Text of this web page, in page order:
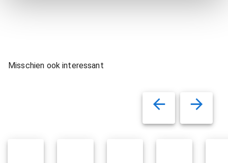
Misschien ook interessant